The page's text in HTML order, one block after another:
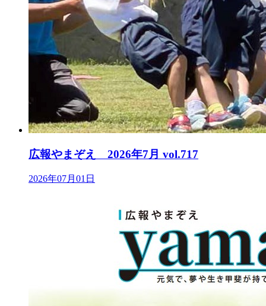
広報やまぞえ 2026年7月 vol.717
2026年07月01日